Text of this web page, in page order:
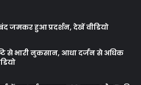
जमकर हुआ प्रदर्शन, देखें वीडियो
से भारी नुकसान, आधा दर्जन से अधिक